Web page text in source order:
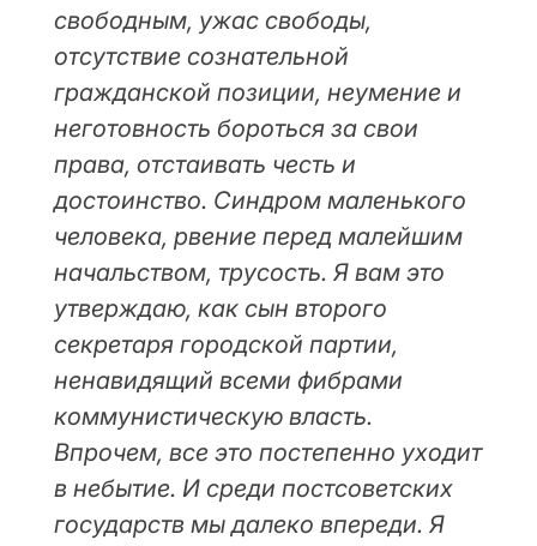
свободным, ужас свободы,
отсутствие сознательной
гражданской позиции, неумение и
неготовность бороться за свои
права, отстаивать честь и
достоинство. Синдром маленького
человека, рвение перед малейшим
начальством, трусость. Я вам это
утверждаю, как сын второго
секретаря городской партии,
ненавидящий всеми фибрами
коммунистическую власть.
Впрочем, все это постепенно уходит
в небытие. И среди постсоветских
государств мы далеко впереди. Я